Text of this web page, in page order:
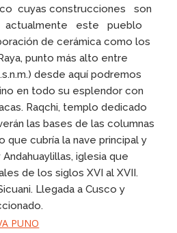
cuyas construcciones son
actualmente este pueblo
de cerámica como los
punto más alto entre
desde aquí podremos
en todo su esplendor con
Raqchi, templo dedicado
las bases de las columnas
que cubría la nave principal y
iglesia que
de los siglos XVI al XVII.
Llegada a Cusco y
PUNO